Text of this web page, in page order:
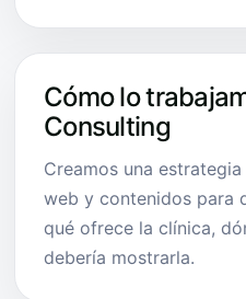
Cómo lo
Consulting
Creamos una
web y contenidos para
qué ofrece la clínica,
debería mostrarla.